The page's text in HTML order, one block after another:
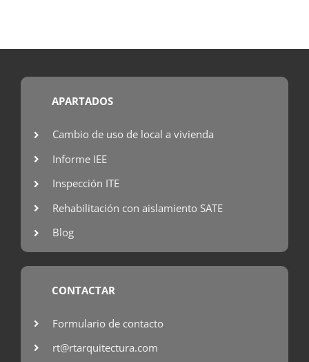
APARTADOS
Cambio de uso de local a vivienda
Informe IEE
Inspección ITE
Rehabilitación con aislamiento SATE
Blog
CONTACTAR
Formulario de contacto
rt@rtarquitectura.com